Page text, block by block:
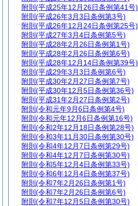
附則 (平成25年12月26日条例第41号)
附則 (平成26年3月3日条例第3号)
附則 (平成26年12月24日条例第25号)
附則 (平成27年3月4日条例第5号)
附則 (平成28年2月26日条例第1号)
附則 (平成28年2月26日条例第6号)
附則 (平成28年12月14日条例第39号)
附則 (平成29年3月3日条例第6号)
附則 (平成30年2月27日条例第7号)
附則 (平成30年12月5日条例第36号)
附則 (平成31年2月27日条例第2号)
附則 (令和元年9月6日条例第4号)
附則 (令和元年12月6日条例第16号)
附則 (令和2年12月18日条例第28号)
附則 (令和3年11月30日条例第30号)
附則 (令和4年12月7日条例第29号)
附則 (令和4年12月7日条例第30号)
附則 (令和5年12月4日条例第33号)
附則 (令和6年12月4日条例第37号)
附則 (令和7年2月26日条例第1号)
附則 (令和7年2月26日条例第6号)
附則 (令和7年12月5日条例第30号)